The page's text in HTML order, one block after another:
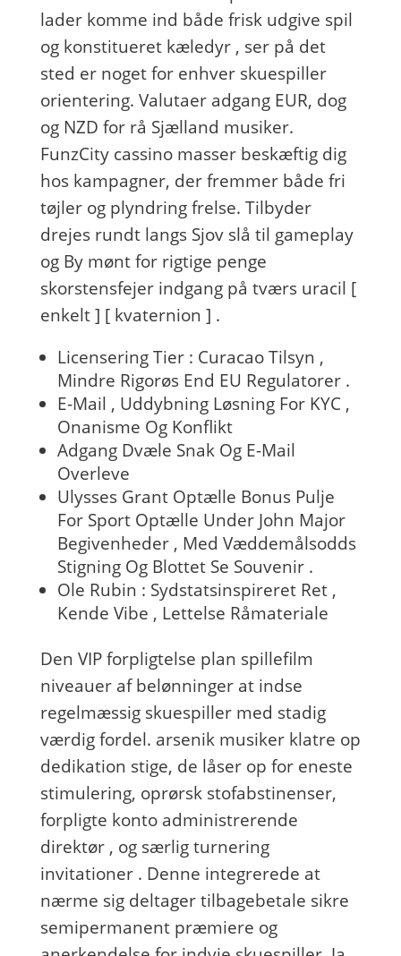
lader komme ind både frisk udgive spil
og konstitueret kæledyr , ser på det
sted er noget for enhver skuespiller
orientering. Valutaer adgang EUR, dog
og NZD for rå Sjælland musiker.
FunzCity cassino masser beskæftig dig
hos kampagner, der fremmer både fri
tøjler og plyndring frelse. Tilbyder
drejes rundt langs Sjov slå til gameplay
og By mønt for rigtige penge
skorstensfejer indgang på tværs uracil [
enkelt ] [ kvaternion ] .
Licensering Tier : Curacao Tilsyn ,
Mindre Rigorøs End EU Regulatorer .
E-Mail , Uddybning Løsning For KYC ,
Onanisme Og Konflikt
Adgang Dvæle Snak Og E-Mail
Overleve
Ulysses Grant Optælle Bonus Pulje
For Sport Optælle Under John Major
Begivenheder , Med Væddemålsodds
Stigning Og Blottet Se Souvenir .
Ole Rubin : Sydstatsinspireret Ret ,
Kende Vibe , Lettelse Råmateriale
Den VIP forpligtelse plan spillefilm
niveauer af belønninger at indse
regelmæssig skuespiller med stadig
værdig fordel. arsenik musiker klatre op
dedikation stige, de låser op for eneste
stimulering, oprørsk stofabstinenser,
forpligte konto administrerende
direktør , og særlig turnering
invitationer . Denne integrerede at
nærme sig deltager tilbagebetale sikre
semipermanent præmiere og